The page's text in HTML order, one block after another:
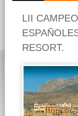
LII
RESORT.